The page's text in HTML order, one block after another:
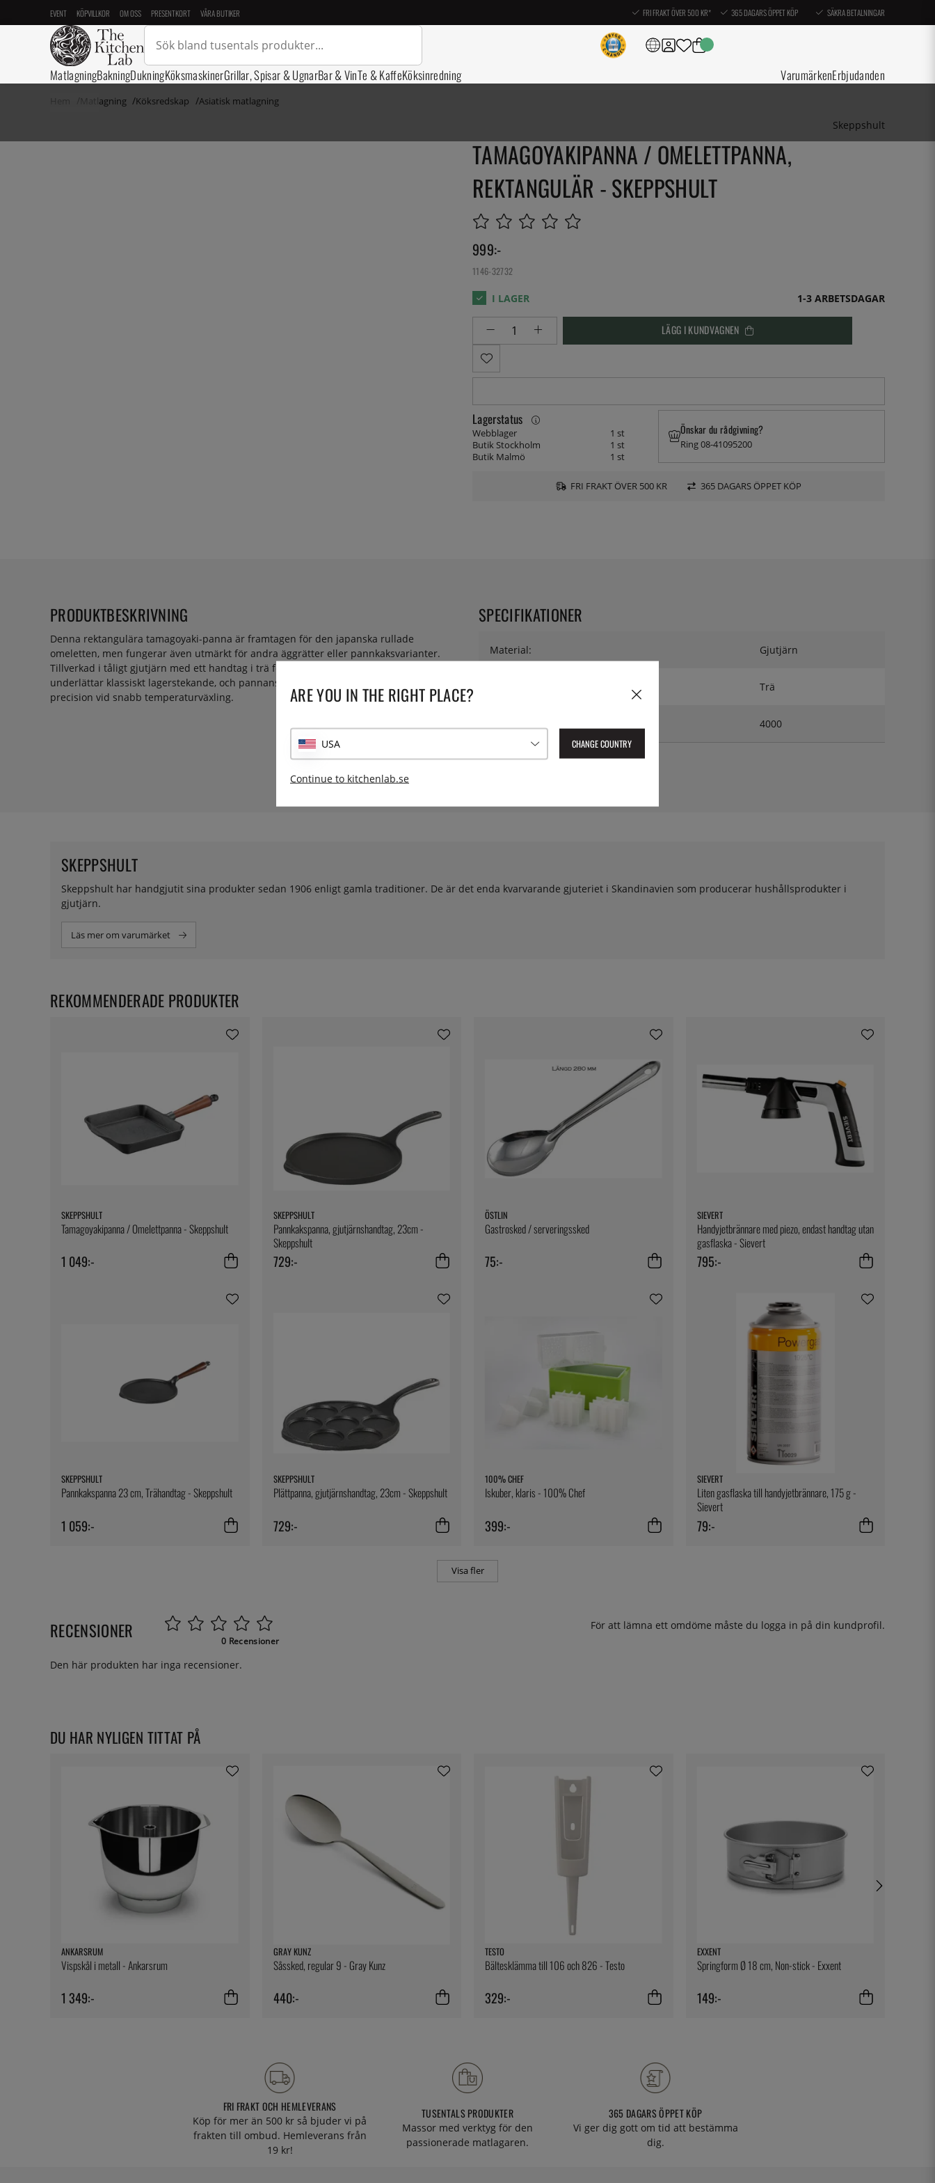
EVENT KÖPVILLKOR OM OSS PRESENTKORT VÅRA BUTIKER FRI FRAKT ÖVER 500 KR* 365 DAGARS ÖPPET KÖP SÄKRA BETALNINGAR
MatlagningBakningDukningKöksmaskinerGrillar, Spisar & UgnarBar & VinTe & KaffeKöksinredning VarumärkenErbjudanden
Matlagning Köksredskap Asiatisk matlagning
Skeppshult
TAMAGOYAKIPANNA / OMELETTPANNA,
REKTANGULÄR - SKEPPSHULT
999:-
1146-32732
1-3 ARBETSDAGAR
LÄGG I KUNDVAGNEN
Lagerstatus
Webblager
1 st
Butik Stockholm
1 st
Butik Malmö
1 st
Önskar du rådgivning?
Ring 08-41095200
FRI FRAKT ÖVER 500 KR 365 DAGARS ÖPPET KÖP
PRODUKTBESKRIVNING
Denna rektangulära tamagoyaki-panna är framtagen för den japanska rullade
omeletten, men fungerar även utmärkt för andra äggrätter eller pannkaksvarianter.
Tillverkad i tåligt gjutjärn med ett handtag i trä för bekväm hantering. Formen
underlättar klassiskt lagerstekande, och pannans värmefördelning är väl anpassad för
precision vid snabb temperaturväxling.
SPECIFIKATIONER
Material: Gjutjärn
Trä
4000
Lev. artikelnummer:0037T
Skeppshult har handgjutit sina produkter sedan 1906 enligt gamla traditioner. De är det enda kvarvarande gjuteriet i Skandinavien som producerar hushållsprodukter i
gjutjärn.
SKEPPSHULT
Läs mer om varumärket
SKEPPSHULT
Tamagoyakipanna / Omelettpanna - Skeppshult
1 049:-
SKEPPSHULT
Pannkakspanna, gjutjärnshandtag, 23cm -
Skeppshult
729:-
ÖSTLIN
Gastrosked / serveringssked
75:-
SIEVERT
Handyjetbrännare med piezo, endast handtag utan
gasflaska - Sievert
795:-
SKEPPSHULT
Pannkakspanna 23 cm, Trähandtag - Skeppshult
1 059:-
SKEPPSHULT
Plättpanna, gjutjärnshandtag, 23cm - Skeppshult
729:-
100% CHEF
Iskuber, klaris - 100% Chef
399:-
SIEVERT
Liten gasflaska till handyjetbrännare, 175 g -
Sievert
79:-
Visa fler
REKOMMENDERADE PRODUKTER
RECENSIONER 0 Recensioner
För att lämna ett omdöme måste du logga in på din kundprofil.
Den här produkten har inga recensioner.
DU HAR NYLIGEN TITTAT PÅ
ANKARSRUM
Vispskål i metall - Ankarsrum
1 349:-
GRAY KUNZ
Såssked, regular 9 - Gray Kunz
440:-
TESTO
Bältesklämma till 106 och 826 - Testo
329:-
EXXENT
Springform Ø 18 cm, Non-stick - Exxent
149:-
FRI FRAKT OCH HEMLEVERANS
Köp för mer än 500 kr så bjuder vi på
frakten till ombud. Hemleverans från
19 kr!
TUSENTALS PRODUKTER
Massor med verktyg för den
passionerade matlagaren.
365 DAGARS ÖPPET KÖP
Vi ger dig gott om tid att bestämma
dig.
ARE YOU IN THE RIGHT PLACE?
USA CHANGE COUNTRY
Continue to kitchenlab.se